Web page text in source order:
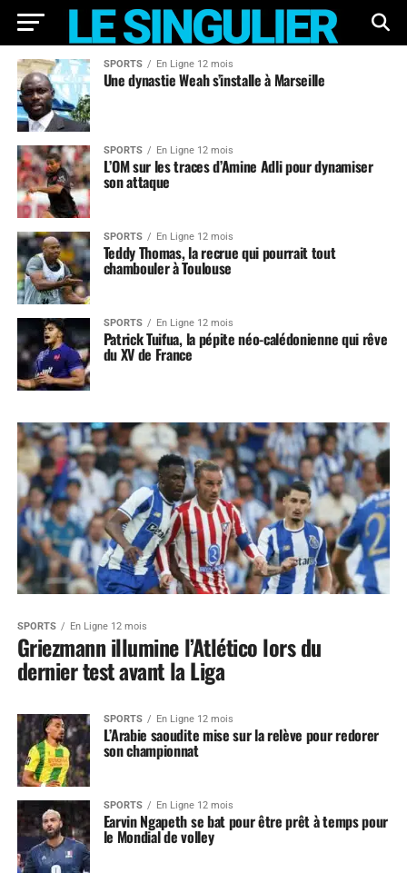
SPORTS En Ligne 12 mois
Une dynastie Weah s’installe à Marseille
SPORTS En Ligne 12 mois
L’OM sur les traces d’Amine Adli pour dynamiser
son attaque
SPORTS En Ligne 12 mois
Teddy Thomas, la recrue qui pourrait tout
chambouler à Toulouse
SPORTS En Ligne 12 mois
Patrick Tuifua, la pépite néo-calédonienne qui rêve
du XV de France
SPORTS En Ligne 12 mois
Griezmann illumine l’Atlético lors du
dernier test avant la Liga
SPORTS En Ligne 12 mois
L’Arabie saoudite mise sur la relève pour redorer
son championnat
SPORTS En Ligne 12 mois
Earvin Ngapeth se bat pour être prêt à temps pour
le Mondial de volley